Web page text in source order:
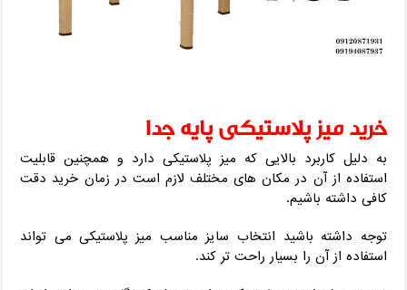
خرید میز پلاستیکی پایه جدا
به دلیل کاربرد بالایی که میز پلاستیکی دارد و همچنین قابلیت
استفاده از آن در مکان های مختلف لازم است در زمان خرید دقت
کافی داشته باشیم.
توجه داشته باشید انتخاب سایز مناسب میز پلاستیکی می تواند
استفاده از آن را بسیار راحت تر کند.